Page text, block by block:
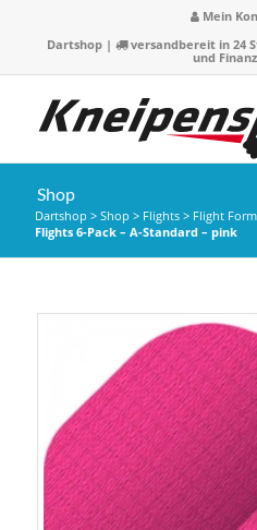
Mein
Dartshop| versandbereit in 24
und
Shop
Dartshop > Shop > Flights> Flight
Flights 6-Pack – A-Standard – pink